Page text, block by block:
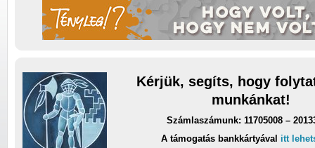
Kérjük, segíts, hogy
munkánkat!
Számlaszámunk: 11705008 –
A támogatás bankkártyával itt